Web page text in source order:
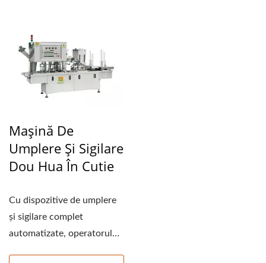
Mașină De
Umplere Și Sigilare
Dou Hua În Cutie
Cu dispozitive de umplere
și sigilare complet
automatizate, operatorul